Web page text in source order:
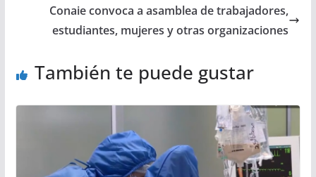
Conaie convoca a asamblea de trabajadores,
estudiantes, mujeres y otras organizaciones
También te puede gustar